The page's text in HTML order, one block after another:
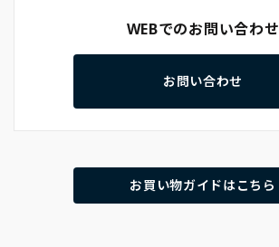
WEBでのお問い合わせ
お問い合わせ
お買い物ガイドはこちら